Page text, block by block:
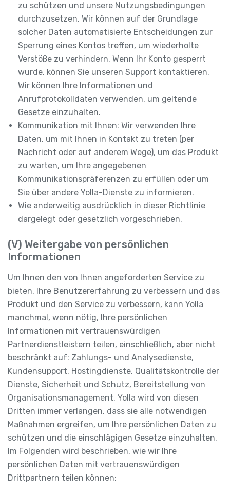
zu schützen und unsere Nutzungsbedingungen
durchzusetzen. Wir können auf der Grundlage
solcher Daten automatisierte Entscheidungen zur
Sperrung eines Kontos treffen, um wiederholte
Verstöße zu verhindern. Wenn Ihr Konto gesperrt
wurde, können Sie unseren Support kontaktieren.
Wir können Ihre Informationen und
Anrufprotokolldaten verwenden, um geltende
Gesetze einzuhalten.
Kommunikation mit Ihnen: Wir verwenden Ihre
Daten, um mit Ihnen in Kontakt zu treten (per
Nachricht oder auf anderem Wege), um das Produkt
zu warten, um Ihre angegebenen
Kommunikationspräferenzen zu erfüllen oder um
Sie über andere Yolla-Dienste zu informieren.
Wie anderweitig ausdrücklich in dieser Richtlinie
dargelegt oder gesetzlich vorgeschrieben.
(V) Weitergabe von persönlichen
Informationen
Um Ihnen den von Ihnen angeforderten Service zu
bieten, Ihre Benutzererfahrung zu verbessern und das
Produkt und den Service zu verbessern, kann Yolla
manchmal, wenn nötig, Ihre persönlichen
Informationen mit vertrauenswürdigen
Partnerdienstleistern teilen, einschließlich, aber nicht
beschränkt auf: Zahlungs- und Analysedienste,
Kundensupport, Hostingdienste, Qualitätskontrolle der
Dienste, Sicherheit und Schutz, Bereitstellung von
Organisationsmanagement. Yolla wird von diesen
Dritten immer verlangen, dass sie alle notwendigen
Maßnahmen ergreifen, um Ihre persönlichen Daten zu
schützen und die einschlägigen Gesetze einzuhalten.
Im Folgenden wird beschrieben, wie wir Ihre
persönlichen Daten mit vertrauenswürdigen
Drittpartnern teilen können: